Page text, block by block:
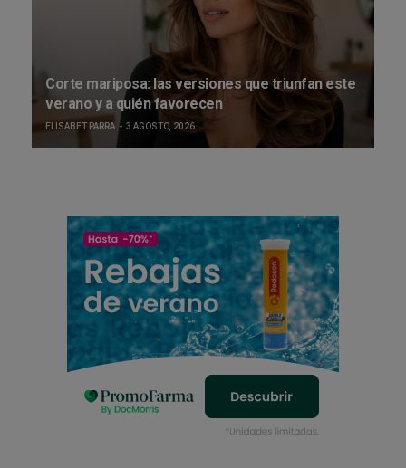
Corte mariposa: las versiones que triunfan este
verano y a quién favorecen
ELISABET PARRA 3 AGOSTO, 2026